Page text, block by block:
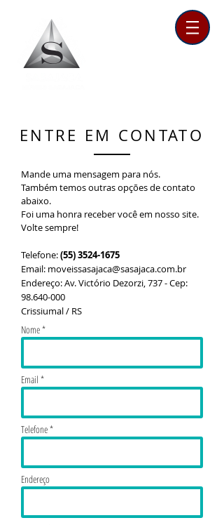
ENTRE EM CONTATO
Mande uma mensagem para nós.
Também temos outras opções de contato
abaixo.
Foi uma honra receber você em nosso site.
Volte sempre!
Telefone:(55) 3524-1675
Email: moveissasajaca@sasajaca.com.br
Endereço: Av. Victório Dezorzi, 737 - Cep:
98.640-000
Crissiumal / RS
Nome *
Email *
Telefone *
Endereço